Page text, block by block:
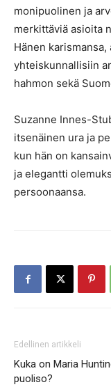
monipuolinen ja
merkittäviä asioita
Hänen
yhteiskunnallisiin
hahmon sekä
Suzanne Innes-
itsenäinen ura ja
kun hän on
ja elegantti
persoonaansa.
Edellinen artikkeli
Kuka on Maria
puoliso?